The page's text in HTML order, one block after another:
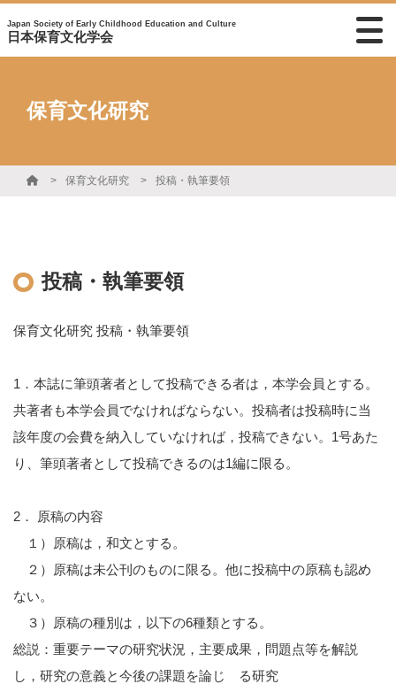
Japan Society of Early Childhood Education and Culture
日本保育文化学会
保育文化研究
保育文化研究 投稿・執筆要領
投稿・執筆要領
保育文化研究 投稿・執筆要領
1．本誌に筆頭著者として投稿できる者は，本学会員とする。
共著者も本学会員でなければならない。投稿者は投稿時に当
該年度の会費を納入していなければ，投稿できない。1号あた
り、筆頭著者として投稿できるのは1編に限る。
2． 原稿の内容
１）原稿は，和文とする。
２）原稿は未公刊のものに限る。他に投稿中の原稿も認め
ない。
３）原稿の種別は，以下の6種類とする。
総説：重要テーマの研究状況，主要成果，問題点等を解説
し，研究の意義と今後の課題を論じ る研究